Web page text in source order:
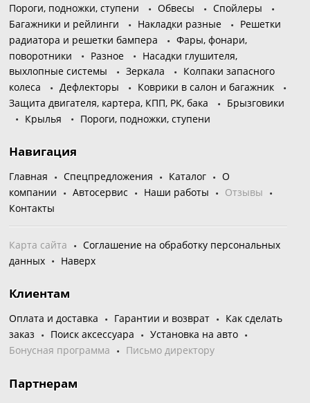
Пороги, подножки, ступени Обвесы
Спойлеры
Багажники и рейлинги
Накладки разные
Решетки
радиатора и решетки бампера
Фары, фонари,
поворотники
Разное
Насадки глушителя,
выхлопные системы
Зеркала
Колпаки запасного
колеса
Дефлекторы
Коврики в салон и багажник
Защита двигателя, картера, КПП, РК, бака
Брызговики
Крылья
Пороги, подножки, ступени
Навигация
Главная Спецпредложения Каталог
О
компании
Автосервис Наши работы
Отзывы
Контакты
Карта сайта
Соглашение на обработку персональных
данных
Наверх
Клиентам
Оплата и доставка Гарантии и возврат
Как сделать
заказ
Поиск аксессуара
Установка на авто
Бонусная программа
Письмо директору
Партнерам